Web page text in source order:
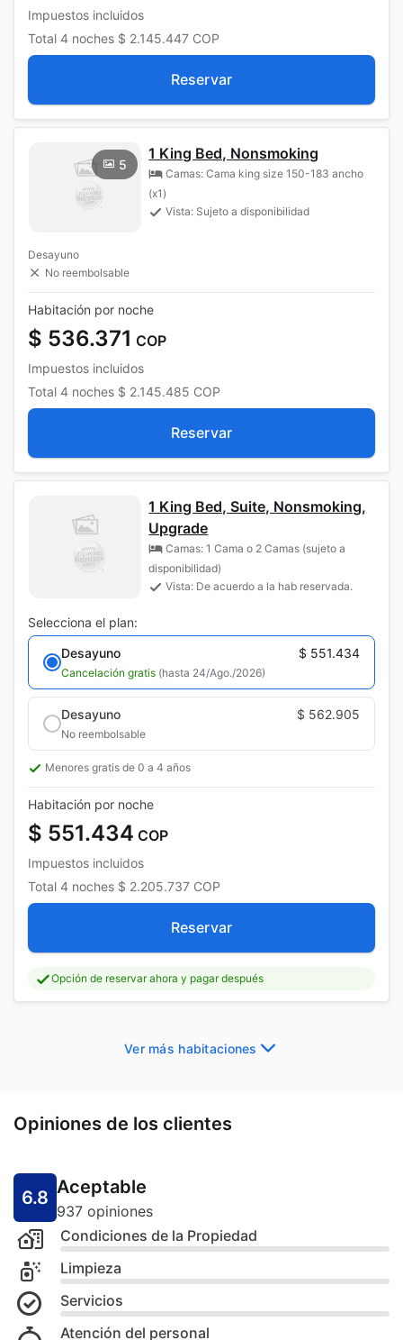
Impuestos incluidos
Total 4 noches $ 2.145.447 COP
Reservar
5
1 King Bed, Nonsmoking
Camas: Cama king size 150-183 ancho
(x1)
Vista: Sujeto a disponibilidad
Desayuno
No reembolsable
Habitación por noche
$ 536.371 COP
Impuestos incluidos
Total 4 noches $ 2.145.485 COP
Reservar
1 King Bed, Suite, Nonsmoking,
Upgrade
Camas: 1 Cama o 2 Camas (sujeto a
disponibilidad)
Vista: De acuerdo a la hab reservada.
Selecciona el plan:
Desayuno
$ 551.434
Cancelación gratis (hasta 24/Ago./2026)
Desayuno $ 562.905
No reembolsable
Menores gratis de 0 a 4 años
Habitación por noche
$ 551.434 COP
Impuestos incluidos
Total 4 noches $ 2.205.737 COP
Reservar
Opción de reservar ahora y pagar después
Ver más habitaciones
Opiniones de los clientes
6.8 Aceptable
937 opiniones
Condiciones de la Propiedad
Limpieza
Servicios
Atención del personal